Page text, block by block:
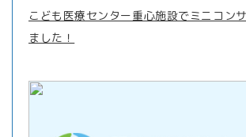
こども医療センター重心施設でミニコン
ました！